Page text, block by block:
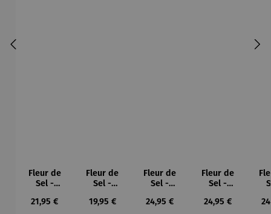
Fleur de
Sel -
box
Regulärer Preis:
21,95 €
Fleur de
Sel -
box
Regulärer Preis:
19,95 €
Fleur de
Sel -
box
Regulärer Preis:
24,95 €
Fleur de
Sel -
box
Regulärer Preis:
24,95 €